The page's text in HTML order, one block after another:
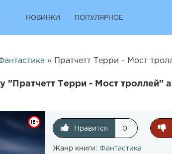
НОВИНКИ ПОПУЛЯРНОЕ
» Пратчетт Терри - Мост
"Пратчетт Терри - Мост троллей"
Нравится 0
Жанр книги:Фантастика